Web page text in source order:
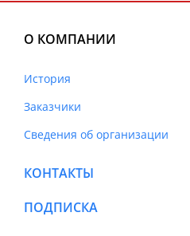
О КОМПАНИИ
История
Заказчики
Сведения об организации
КОНТАКТЫ
ПОДПИСКА